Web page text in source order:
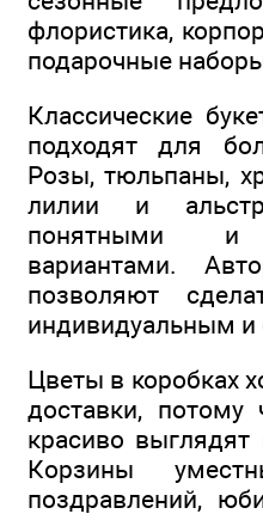
флористика,
подарочные
Классические
подходят для
Розы, тюльпаны,
лилии и
понятными и
вариантами.
позволяют
индивидуальным
Цветы в коробках
доставки, потому
красиво
Корзины
поздравлений,